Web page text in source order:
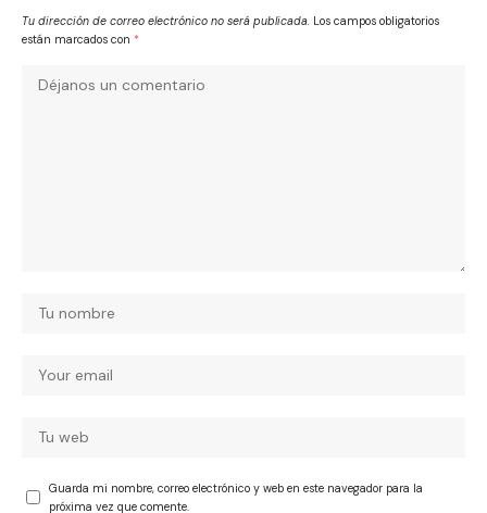
Tu dirección de correo electrónico no será publicada. Los campos obligatorios
están marcados con *
Guarda mi nombre, correo electrónico y web en este navegador para la
próxima vez que comente.